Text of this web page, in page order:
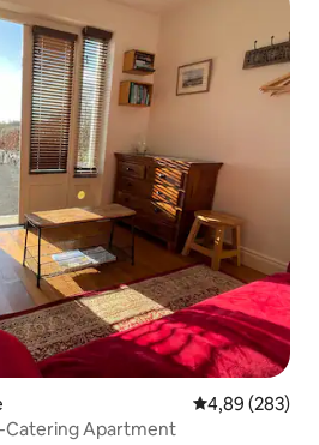
Wybór gości
Średnia
4,89 (283)
Catering Apartment